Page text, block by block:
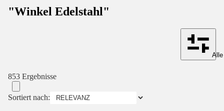
"Winkel Edelstahl"
853 Ergebnisse
Sortiert nach: